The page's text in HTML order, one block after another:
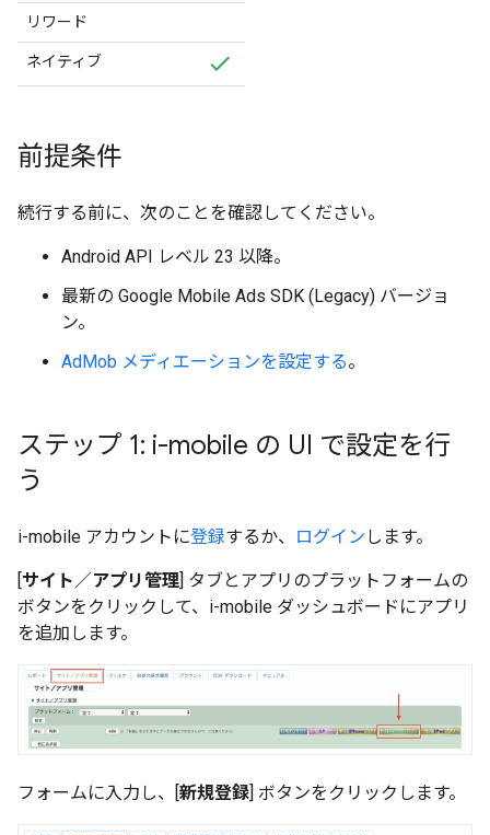
リワード
ネイティブ
前提条件
続行する前に、次のことを確認してください。
Android API レベル 23 以降。
最新の Google Mobile Ads SDK (Legacy) バージョ
ン。
AdMob メディエーションを設定する。
ステップ 1: i-mobile の UI で設定を行
う
i-mobile アカウントに登録するか、 ログイン します。
[サイト／アプリ管理] タブとアプリのプラットフォームの
ボタンをクリックして、i-mobile ダッシュボードにアプリ
を追加します。
フォームに入力し、[新規登録] ボタンをクリックします。